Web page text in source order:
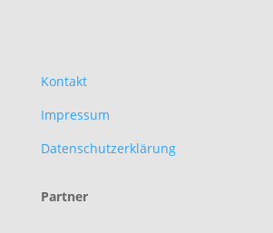
Kontakt
Impressum
Datenschutzerklärung
Partner